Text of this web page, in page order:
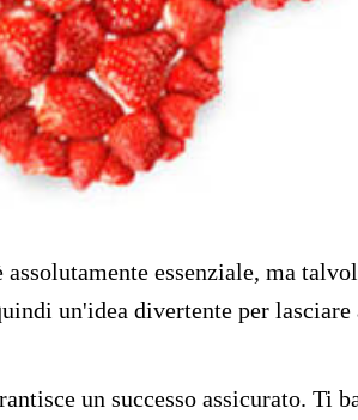
essenziale, ma
un'idea divertente per
un successo assicurato. Ti